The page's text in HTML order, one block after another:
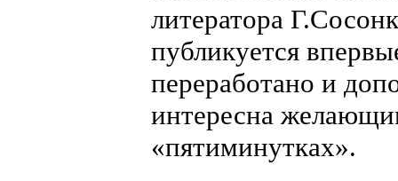
литератора
публикуется
переработано и
интересна
«пятиминутках».